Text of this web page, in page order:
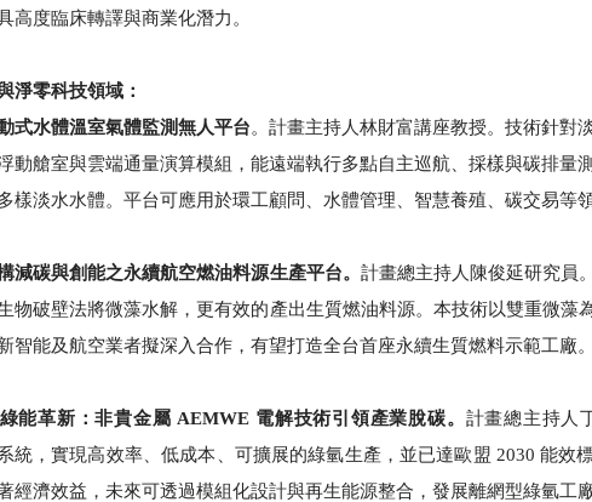
高度臨床轉譯與商業化潛力。
淨零科技領域：
式水體溫室氣體監測無人平台。計畫主持人林財富講座教授。技術針對
動艙室與雲端通量演算模組，能遠端執行多點自主巡航、採樣與碳排量
樣淡水水體。平台可應用於環工顧問、水體管理、智慧養殖、碳交易等領
減碳與創能之永續航空燃油料源生產平台。 計畫總主持人陳俊延研究員
物破壁法將微藻水解，更有效的產出生質燃油料源。本技術以雙重微藻
智能及航空業者擬深入合作，有望打造全台首座永續生質燃料示範工廠。
能革新：非貴金屬 AEMWE 電解技術引領產業脫碳。 計畫總主持人
統，實現高效率、低成本、可擴展的綠氫生產，並已達歐盟 2030 能效
經濟效益，未來可透過模組化設計與再生能源整合，發展離網型綠氫工